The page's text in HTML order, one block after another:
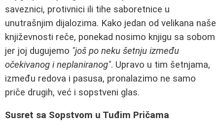
saveznici, protivnici ili tihe saboretnice u
unutrašnjim dijalozima. Kako jedan od velikana naše
književnosti reče, ponekad nosimo knjigu sa sobom
jer joj dugujemo "još po neku šetnju između
očekivanog i neplaniranog". Upravo u tim šetnjama,
između redova i pasusa, pronalazimo ne samo
priče drugih, već i sopstveni glas.
Susret sa Sopstvom u Tuđim Pričama